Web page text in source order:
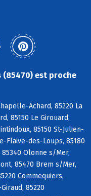
(85470) est proche
Achard, 85220 La
85150 Le Girouard,
85150 St-Julien-
Flaive-des-Loups, 85180
85340 Olonne s/Mer,
85470 Brem s/Mer,
Commequiers,
85220